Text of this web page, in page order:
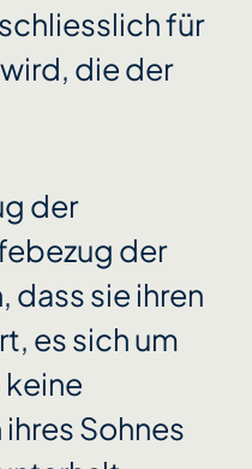
für
die der
der
der
sie ihren
es sich um
Sohnes